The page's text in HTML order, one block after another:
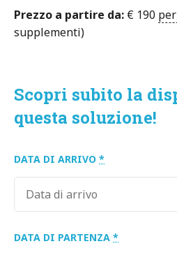
Prezzo a partire da: € 190
supplementi)
Scopri subito la
questa soluzione!
DATA DI ARRIVO *
DATA DI PARTENZA *